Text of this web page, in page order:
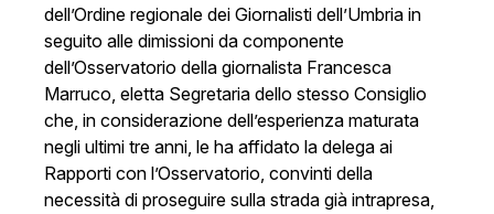
dell’Ordine regionale dei Giornalisti dell’Umbria in
seguito alle dimissioni da componente
dell’Osservatorio della giornalista Francesca
Marruco, eletta Segretaria dello stesso Consiglio
che, in considerazione dell’esperienza maturata
negli ultimi tre anni, le ha affidato la delega ai
Rapporti con l’Osservatorio, convinti della
necessità di proseguire sulla strada già intrapresa,